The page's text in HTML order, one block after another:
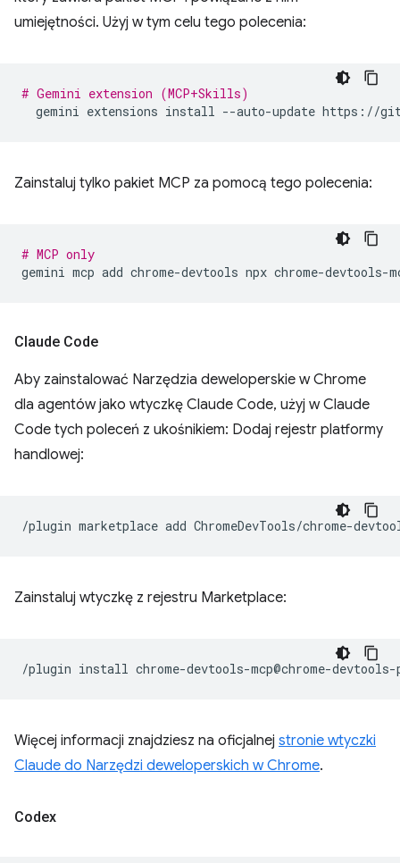
umiejętności. Użyj w tym celu tego polecenia:
# Gemini extension (MCP+Skills)
gemini extensions install --auto-update
Zainstaluj tylko pakiet MCP za pomocą tego polecenia:
# MCP only
gemini mcp add chrome-devtools npx
Claude Code
Aby zainstalować Narzędzia deweloperskie w Chrome
dla agentów jako wtyczkę Claude Code, użyj w Claude
Code tych poleceń z ukośnikiem: Dodaj rejestr platformy
handlowej:
/plugin marketplace add
Zainstaluj wtyczkę z rejestru Marketplace:
/plugin install
Więcej informacji znajdziesz na oficjalnej stronie wtyczki
Claude do Narzędzi deweloperskich w Chrome.
Codex